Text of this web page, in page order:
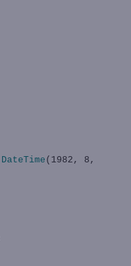
DateTime (1982, 8,